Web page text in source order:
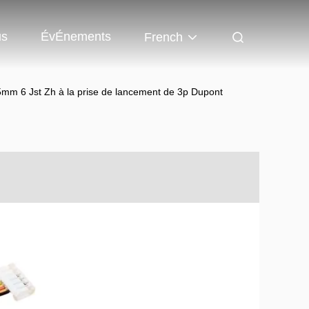
ÉvÉnements French
6 Jst Zh à la prise de lancement de 3p Dupont